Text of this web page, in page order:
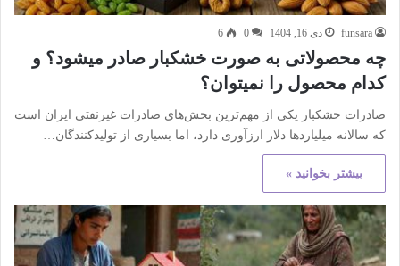
funsara دی 16, 1404 0
6
چه محصولاتی به صورت خشکبار صادر میشود؟ و
کدام محصول را نمیتوان؟
صادرات خشکبار یکی از مهم‌ترین بخش‌های صادرات غیرنفتی ایران است
که سالانه میلیاردها دلار ارزآوری دارد، اما بسیاری از تولیدکنندگان…
بیشتر بخوانید »